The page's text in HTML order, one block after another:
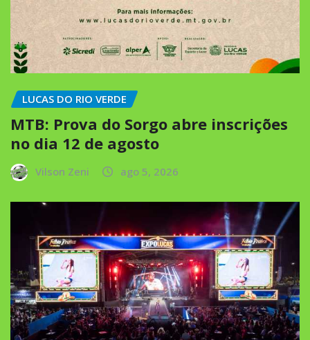
LUCAS DO RIO VERDE
MTB: Prova do Sorgo abre inscrições
no dia 12 de agosto
Vilson Zeni ago 5, 2026